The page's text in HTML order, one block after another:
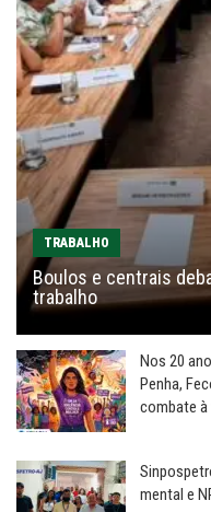
TRABALHO
Boulos e centrais
trabalho
Nos 20
Penha,
combate
mental e